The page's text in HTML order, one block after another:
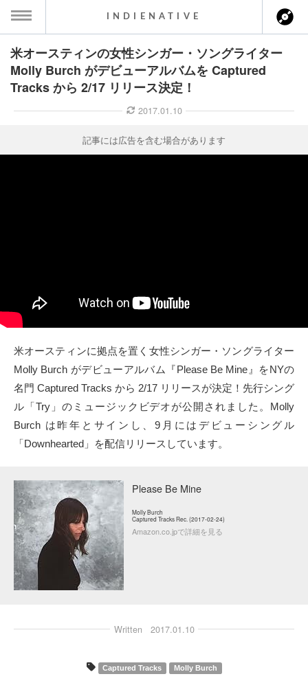
MENU
ス一覧
ト情報
クト
Twitter
Facebook
Tumblr
Soundcloud
to indienative
INDIENATIVE
米オースティンの女性シンガー・ソングライター
Molly Burch がデビューアルバムを Captured
Tracks から 2/17 リリース決定！
2017.01.10
記事には広告を含む場合があります
米オースティンに拠点を置く女性シンガー・ソングライター
Molly Burch がデビューアルバム『Please Be Mine』をNYの
名門 Captured Tracks から 2/17 リリースが決定！先行シング
ル「Try」のミュージックビデオが公開されました。Molly
Burch は昨年とサインし、9月にはデビューシングル
「Downhearted」を配信リリースしています。
Please Be Mine
Molly Burch
Captured Tracks Rec. (2017-02-24)
Amazon.co.jpで詳細を見る
Written 2017.01.10
Captured Tracks Molly Burch